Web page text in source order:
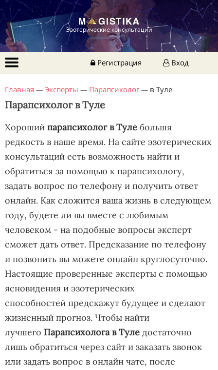
Эзотерические консультации
Регистрация Вход
Главная — Эксперты — Парапсихолог — в Туле
Парапсихолог в Туле
Хороший парапсихолог в Туле большя
редкость в наше время. На сайте эзотерических
консультаций есть возможность найти и
обратиться за помощью к парапсихологу,
задать вопрос по телефону и получить ответ
онлайн. Как сложится ваша жизнь в следующем
году, будете ли вы вместе с любимым
человеком - на подобные вопросы эксперт
сможет дать ответ. Предсказание по телефону
и позвонить вы можете онлайн круглосуточно.
Настоящие проверенные эксперты с помощью
ясновидения и эзотерических
способностей предскажут будущее и сделают
жизненный прогноз. Чтобы найти
лучшего Парапсихолога в Туле достаточно
лишь обратиться через сайт и заказать звонок
или задать вопрос в онлайн чате, после